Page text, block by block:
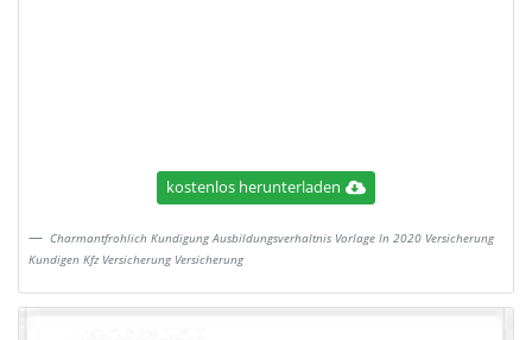
kostenlos herunterladen
Charmantfrohlich Kundigung Ausbildungsverhaltnis Vorlage In 2020 Versicherung
Kundigen Kfz Versicherung Versicherung